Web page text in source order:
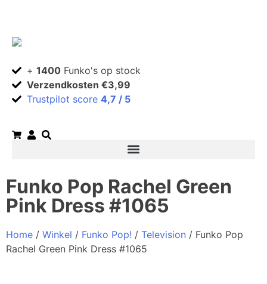
+ 1400 Funko's op stock
Verzendkosten €3,99
Trustpilot score 4,7 / 5
Funko Pop Rachel Green
Pink Dress #1065
Home / Winkel / Funko Pop! / Television / Funko Pop
Rachel Green Pink Dress #1065